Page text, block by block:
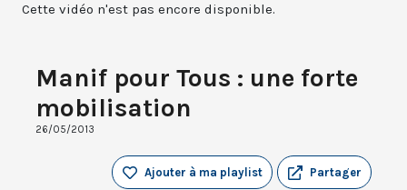
Cette vidéo n'est pas encore disponible.
Manif pour Tous : une forte
mobilisation
26/05/2013
Partager
Ajouter à ma playlist